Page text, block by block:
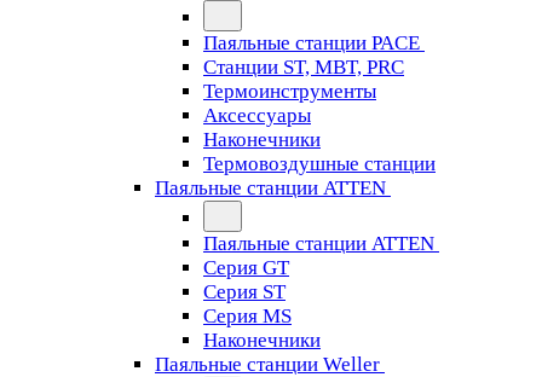
Паяльные станции PACE
Станции ST, MBT, PRC
Термоинструменты
Аксессуары
Наконечники
Термовоздушные станции
Паяльные станции ATTEN
Паяльные станции ATTEN
Серия GT
Серия ST
Серия MS
Наконечники
Паяльные станции Weller